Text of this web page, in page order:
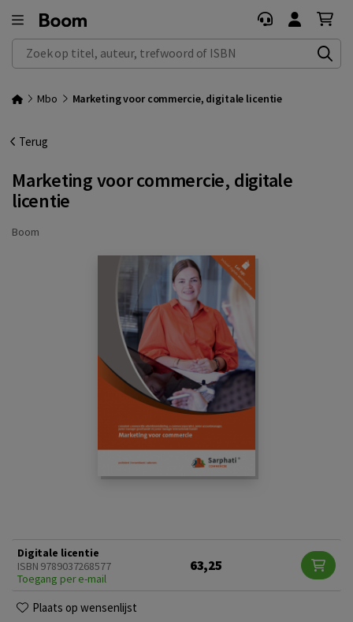
Zoek op titel, auteur, trefwoord of ISBN
Mbo Marketing voor commercie, digitale licentie
Terug
Marketing voor commercie, digitale
licentie
Boom
Digitale licentie
ISBN 9789037268577
Toegang per e-mail
63,25
Plaats op wensenlijst